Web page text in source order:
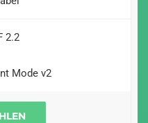
2.2
Mode v2